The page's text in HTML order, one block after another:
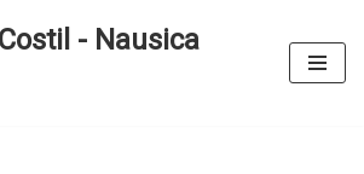
- Nausica